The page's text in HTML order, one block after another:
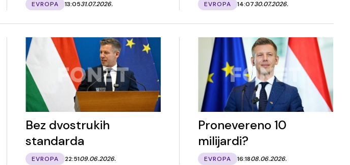
EVROPA 13:0531.07.2026. EVROPA 14:0730.07.2026.
Bez dvostrukih
standarda
EVROPA 22:5109.06.2026.
Pronevereno 10
milijardi?
EVROPA 16:1808.06.2026.